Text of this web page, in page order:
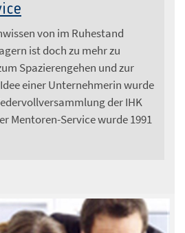
von im Ruhestand
ist doch zu mehr zu
Spazierengehen und zur
einer Unternehmerin wurde
der IHK
Mentoren-Service wurde 1991